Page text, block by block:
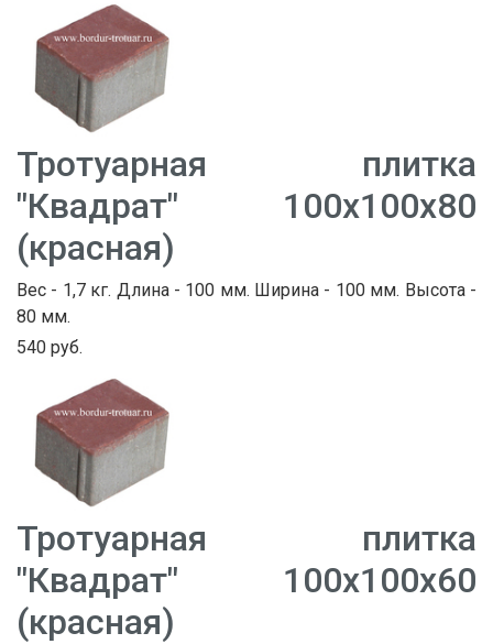
Тротуарная плитка
"Квадрат" 100х100х80
(красная)
Вес - 1,7 кг. Длина - 100 мм. Ширина - 100 мм. Высота -
80 мм.
540 руб.
Тротуарная плитка
"Квадрат" 100х100х60
(красная)